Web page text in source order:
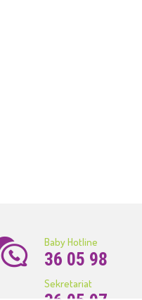
Baby Hotline
36 05 98
Sekretariat